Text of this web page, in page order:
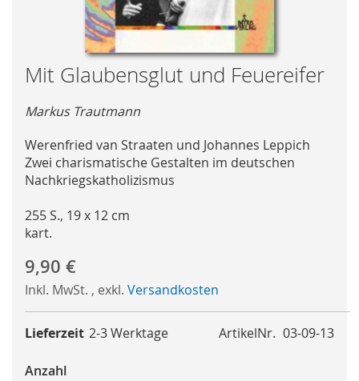
Skip
to
the
beginning
of
the
images
Mit Glaubensglut und Feuereifer
Markus Trautmann
Werenfried van Straaten und Johannes Leppich
Zwei charismatische Gestalten im deutschen
Nachkriegskatholizismus
255 S., 19 x 12 cm
kart.
9,90 €
Inkl. MwSt. , exkl. Versandkosten
ArtikelNr. 03-09-13
Lieferzeit 2-3 Werktage
Anzahl